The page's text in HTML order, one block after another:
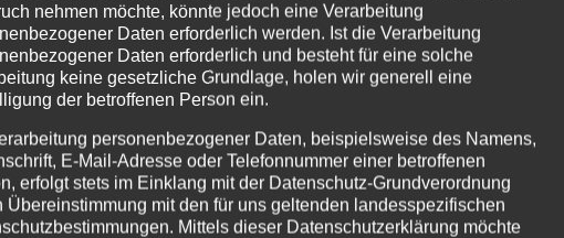
nehmen möchte, könnte jedoch eine Verarbeitung
Daten erforderlich werden. Ist die Verarbeitung
Daten erforderlich und besteht für eine solche
keine gesetzliche Grundlage, holen wir generell eine
der betroffenen Person ein.
personenbezogener Daten, beispielsweise des Namens,
E-Mail-Adresse oder Telefonnummer einer betroffenen
erfolgt stets im Einklang mit der Datenschutz-Grundverordnung
Übereinstimmung mit den für uns geltenden landesspezifischen
Mittels dieser Datenschutzerklärung möchte